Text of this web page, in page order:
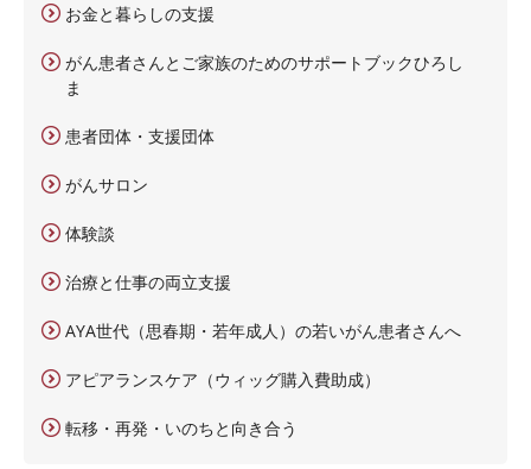
お金と暮らしの支援
がん患者さんとご家族のためのサポートブックひろし
ま
患者団体・支援団体
がんサロン
体験談
治療と仕事の両立支援
AYA世代（思春期・若年成人）の若いがん患者さんへ
アピアランスケア（ウィッグ購入費助成）
転移・再発・いのちと向き合う